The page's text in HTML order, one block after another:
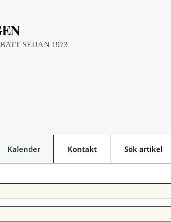
SEDAN 1973
Kalender Kontakt Sök artikel